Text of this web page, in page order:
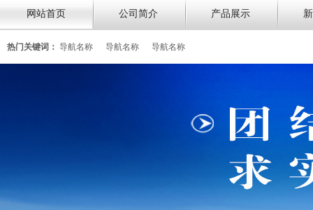
网站首页 公司简介 产品展示
热门关键词： 导航名称 导航名称 导航名称